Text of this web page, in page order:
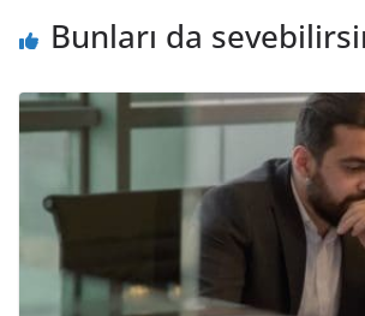
Bunları da